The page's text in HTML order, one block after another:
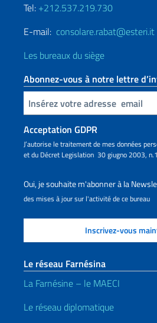
Tel: +212.537.219.730
E-mail: consolare.rabat@esteri.it
Les bureaux du siège
Abonnez-vous à notre lettre
Insert your email
Acceptation GDPR
J’autorise le traitement de mes données
et du Décret Legislation 30 giugno 2003,
Oui, je souhaite m'abonner à la
des mises à jour sur l'activité de ce bureau
Le réseau Farnésina
La Farnésine – le MAECI
Le réseau diplomatique